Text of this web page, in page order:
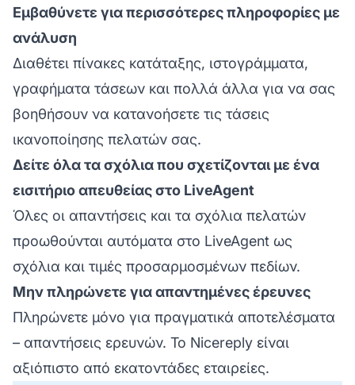
Εμβαθύνετε για περισσότερες πληροφορίες με
ανάλυση
Διαθέτει πίνακες κατάταξης, ιστογράμματα,
γραφήματα τάσεων και πολλά άλλα για να σας
βοηθήσουν να κατανοήσετε τις τάσεις
ικανοποίησης πελατών σας.
Δείτε όλα τα σχόλια που σχετίζονται με ένα
εισιτήριο απευθείας στο LiveAgent
Όλες οι απαντήσεις και τα σχόλια πελατών
προωθούνται αυτόματα στο LiveAgent ως
σχόλια και τιμές προσαρμοσμένων πεδίων.
Μην πληρώνετε για απαντημένες έρευνες
Πληρώνετε μόνο για πραγματικά αποτελέσματα
– απαντήσεις ερευνών. Το Nicereply είναι
αξιόπιστο από εκατοντάδες εταιρείες.